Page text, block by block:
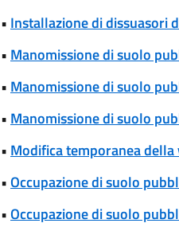
• Installazione di dissuasori
• Manomissione di suolo
• Manomissione di suolo
• Manomissione di suolo
• Modifica temporanea
•Occupazione di suolo
•Occupazione di suolo